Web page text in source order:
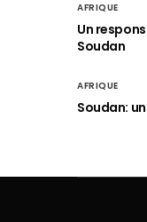
AFRIQUE
Un
Soudan
AFRIQUE
Soudan: